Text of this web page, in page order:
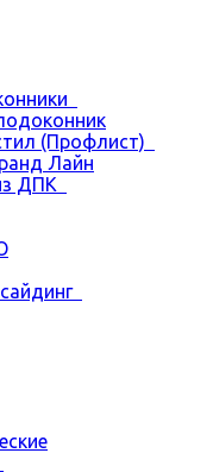
(Профлист)
Лайн
ДПК